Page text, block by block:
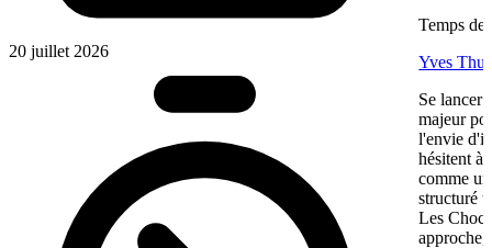
20 juillet 2026
Temps de
Yves
Se lancer
majeur
l'envie
hésitent à
comme
structuré
Les
approche,